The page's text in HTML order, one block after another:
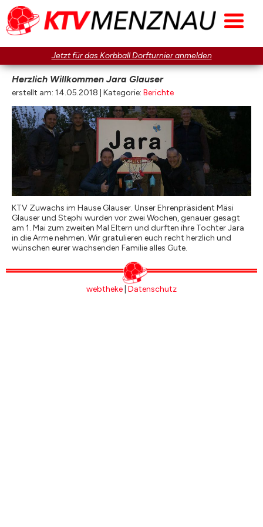
Jetzt für das Korbball Dorfturnier anmelden
Herzlich Willkommen Jara Glauser
erstellt am: 14.05.2018 | Kategorie: Berichte
KTV Zuwachs im Hause Glauser. Unser Ehrenpräsident Mäsi
Glauser und Stephi wurden vor zwei Wochen, genauer gesagt
am 1. Mai zum zweiten Mal Eltern und durften ihre Tochter Jara
in die Arme nehmen. Wir gratulieren euch recht herzlich und
wünschen eurer wachsenden Familie alles Gute.
webtheke Datenschutz